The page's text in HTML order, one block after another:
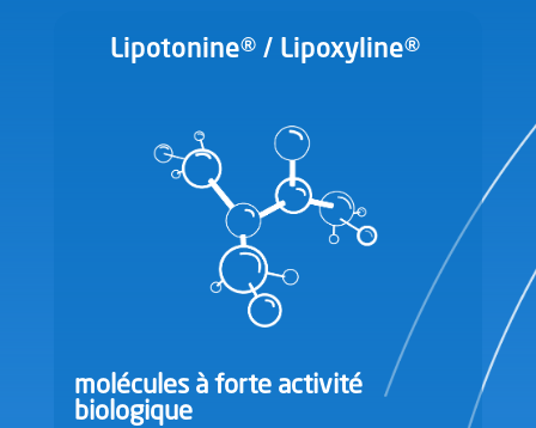
Lipotonine® / Lipoxyline®
molécules à forte activité
biologique